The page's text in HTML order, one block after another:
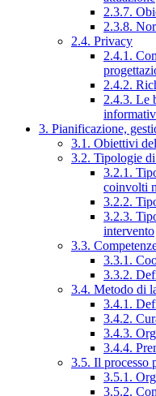
2.3.7.
2.3.8.
2.4. Privacy
2.4.1.
2.4.2.
2.4.3. Le
3. Pianificazione,
3.1. Obiettivi
3.2. Tipologie
3.2.1.
coinvolti
3.2.2.
3.2.3.
intervento
3.3.
3.3.1.
3.3.2.
3.4. Metodo di
3.4.1.
3.4.2.
3.4.3.
3.4.4.
3.5. Il processo
3.5.1.
3.5.2.